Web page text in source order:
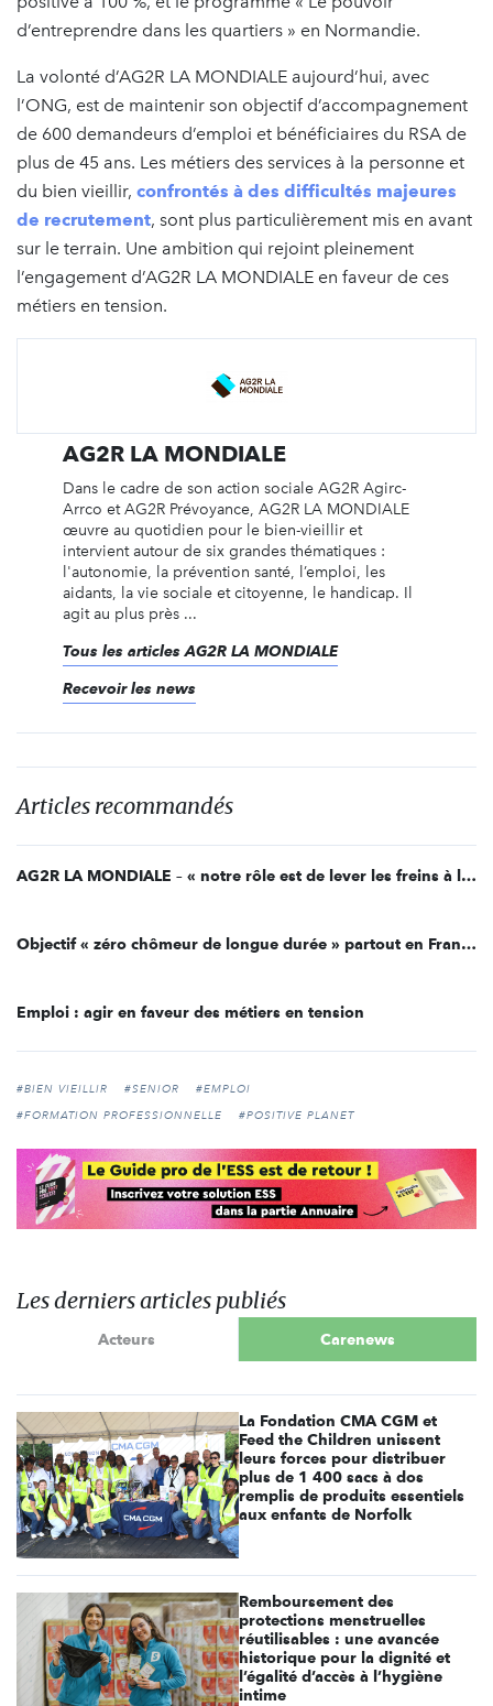
d’entreprendre dans les quartiers » en Normandie.
La volonté d’AG2R LA MONDIALE aujourd’hui, avec
l’ONG, est de maintenir son objectif d’accompagnement
de 600 demandeurs d’emploi et bénéficiaires du RSA de
plus de 45 ans. Les métiers des services à la personne et
du bien vieillir, confrontés à des difficultés majeures
de recrutement, sont plus particulièrement mis en avant
sur le terrain. Une ambition qui rejoint pleinement
l’engagement d’AG2R LA MONDIALE en faveur de ces
métiers en tension.
AG2R LA MONDIALE
Dans le cadre de son action sociale AG2R Agirc-
Arrco et AG2R Prévoyance, AG2R LA MONDIALE
œuvre au quotidien pour le bien-vieillir et
intervient autour de six grandes thématiques :
l'autonomie, la prévention santé, l’emploi, les
aidants, la vie sociale et citoyenne, le handicap. Il
agit au plus près ...
Tous les articles AG2R LA MONDIALE
Recevoir les news
Articles recommandés
AG2R LA MONDIALE – « notre rôle est de lever les freins à l’emploi »
Objectif « zéro chômeur de longue durée » partout en France
Emploi : agir en faveur des métiers en tension
#BIEN VIEILLIR #SENIOR
#EMPLOI
#FORMATION PROFESSIONNELLE
#POSITIVE PLANET
Les derniers articles publiés
Acteurs Carenews
La Fondation CMA CGM et
Feed the Children unissent
leurs forces pour distribuer
plus de 1 400 sacs à dos
remplis de produits essentiels
aux enfants de Norfolk
Remboursement des
protections menstruelles
réutilisables : une avancée
historique pour la dignité et
l’égalité d’accès à l’hygiène
intime